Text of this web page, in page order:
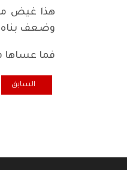
هذا غيض
وضعف بناه
فما عساها
المقال
السابق